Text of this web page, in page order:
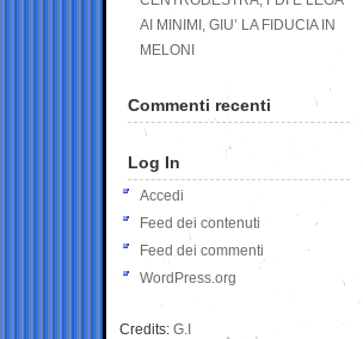
AI MINIMI, GIU’ LA FIDUCIA IN
MELONI
Commenti recenti
Log In
Accedi
Feed dei contenuti
Feed dei commenti
WordPress.org
Credits: G.I